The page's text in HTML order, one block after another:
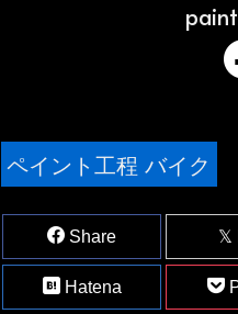
ペイント工程 バイク
Share
Hatena